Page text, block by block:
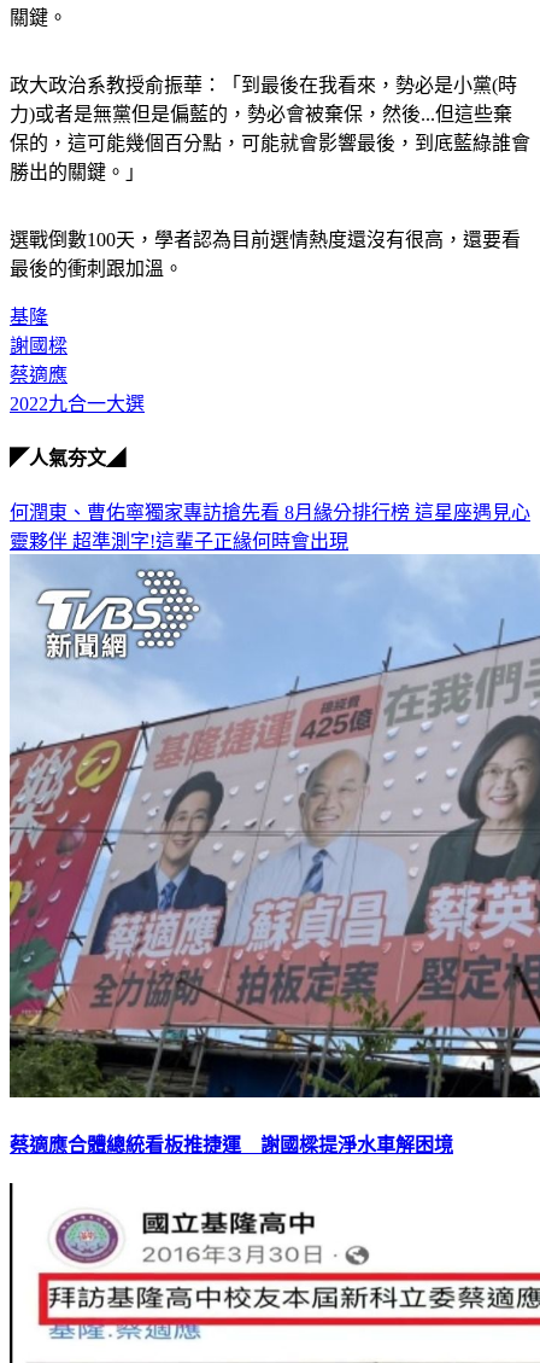
力)或者是無黨但是偏藍的，勢必會被棄保，然後...但這些棄
保的，這可能幾個百分點，可能就會影響最後，到底藍綠誰會
勝出的關鍵。」
最後的衝刺跟加溫。
謝國樑
蔡適應
2022九合一大選
靈夥伴 超準測字!這輩子正緣何時會出現